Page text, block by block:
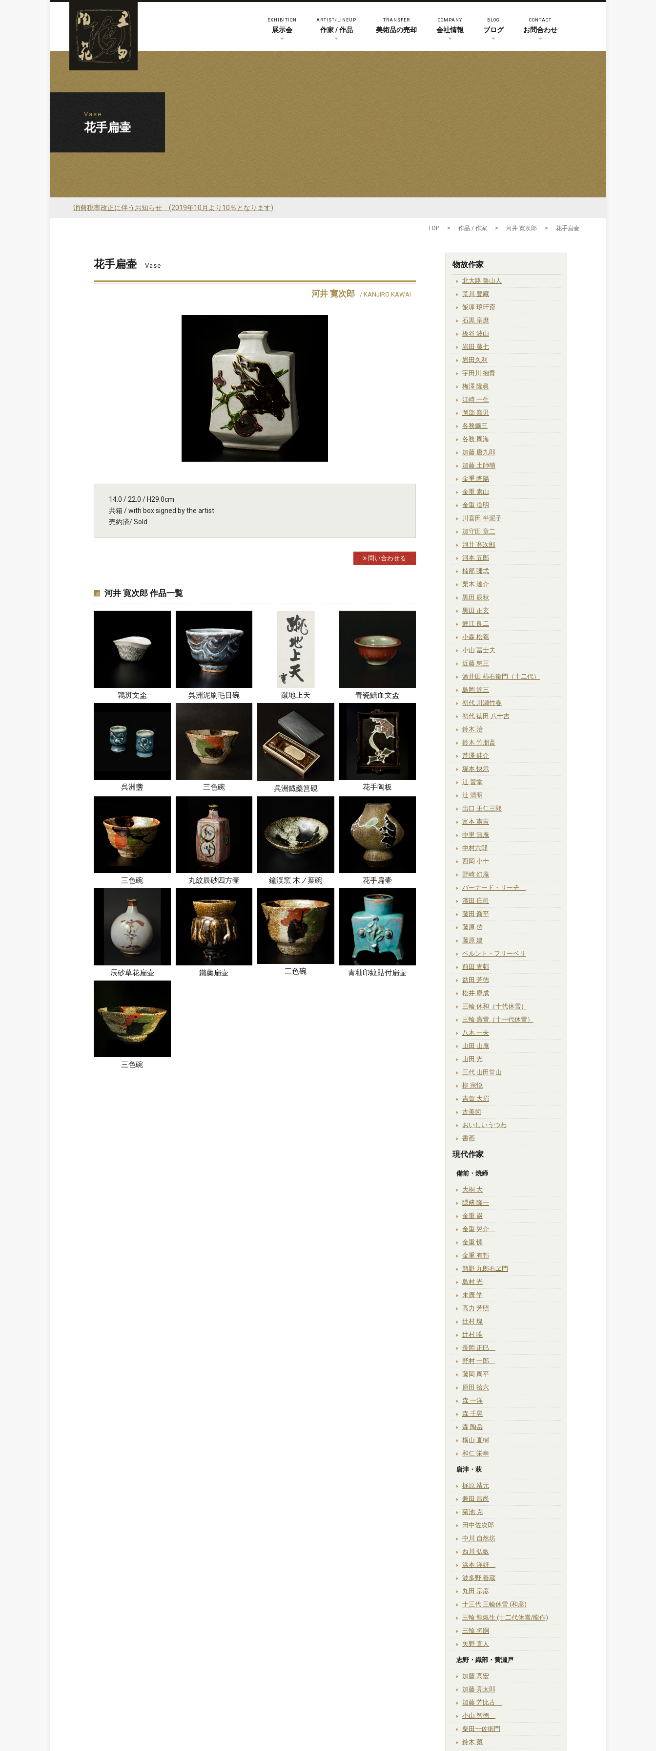
EXHIBITION
展示会
ARTIST/LINEUP
作家 / 作品
TRANSFER
美術品の売却
COMPANY
会社情報
BLOG
ブログ
CONTACT
お問合わせ
Vase
花手扁壷
消費税率改正に伴うお知らせ (2019年10月より10％となります)
TOP > 作品 / 作家 > 河井 寛次郎 > 花手扁壷
花手扁壷 Vase
河井 寛次郎 / KANJIRO KAWAI
14.0 / 22.0 / H29.0cm
共箱 / with box signed by the artist
売約済/ Sold
問い合わせる
河井 寛次郎 作品一覧
鶉斑文盃 呉洲泥刷毛目碗 蹴地上天 青瓷鱔血文盃
呉洲盞 三色碗 呉洲鐡藥筥硯 花手陶板
三色碗 丸紋辰砂四方壷 鐘渓窯 木ノ葉碗 花手扁壷
辰砂草花扁壷 鐵藥扁壷 三色碗 青釉印紋貼付扁壷
三色碗
物故作家
北大路 魯山人
荒川 豊藏
飯塚 琅玕斎
石黒 宗麿
板谷 波山
岩田 藤七
岩田久利
宇田川 抱青
梅澤 隆眞
江崎 一生
岡部 嶺男
各務鑛三
各務 周海
加藤 唐九郎
加藤 土師萌
金重 陶陽
金重 素山
金重 道明
川喜田 半泥子
加守田 章二
河井 寛次郎
河本 五郎
楠部 彌弌
栗木 達介
黒田 辰秋
黒田 正玄
鯉江 良二
小森 松菴
小山 冨士夫
近藤 悠三
酒井田 柿右衛門（十二代）
島岡 達三
初代 川瀬竹春
初代 徳田 八十吉
鈴木 治
鈴木 竹朋斎
芹澤 銈介
塚本 快示
辻 晉堂
辻 清明
出口 王仁三郎
富本 憲吉
中里 無庵
中村六郎
西岡 小十
野崎 幻庵
バーナード・リーチ
濱田 庄司
藤田 喬平
藤原 啓
藤原 建
ベルント・フリーベリ
前田 青邨
益田 芳徳
松井 康成
三輪 休和（十代休雪）
三輪 壽雪（十一代休雪）
八木 一夫
山田 山庵
山田 光
三代 山田常山
柳 宗悦
吉賀 大眉
古美術
おいしいうつわ
書画
現代作家
備前・焼締
大桐 大
隠﨑 隆一
金重 巌
金重 晃介
金重 愫
金重 有邦
熊野 九郎右ヱ門
島村 光
末廣 学
高力 芳照
辻村 塊
辻村 唯
長岡 正巳
野村 一郎
藤岡 周平
原田 拾六
森 一洋
森 千晃
森 陶岳
横山 直樹
和仁 栄幸
唐津・萩
梶原 靖元
兼田 昌尚
菊池 克
田中佐次郎
中川 自然坊
西川 弘敏
浜本 洋好
波多野 善蔵
丸田 宗彦
十三代 三輪休雪 (和彦)
三輪 龍氣生 (十二代休雪/龍作)
三輪 将嗣
矢野 直人
志野・織部・黄瀬戸
加藤 高宏
加藤 亮太郎
加藤 芳比古
小山 智徳
柴田一佐衛門
鈴木 藏